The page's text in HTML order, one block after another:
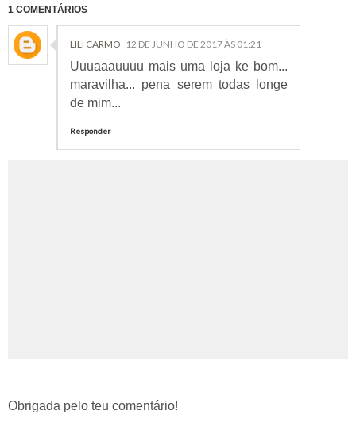
1 COMENTÁRIOS
LILI CARMO 12 DE JUNHO DE 2017 ÀS 01:21
Uuuaaauuuu mais uma loja ke bom...
maravilha... pena serem todas longe
de mim...
Responder
Obrigada pelo teu comentário!